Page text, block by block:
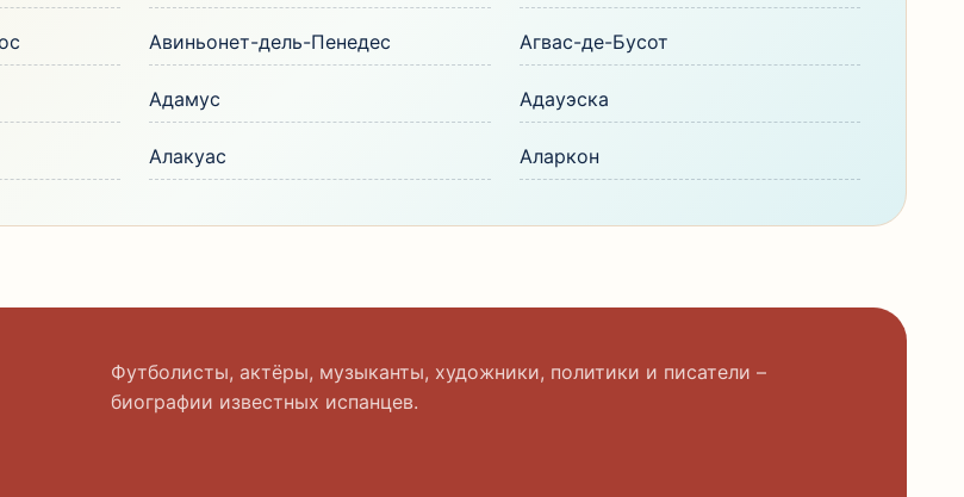
Авиньонет-дель-Пенедес Агвас-де-Бусот
Адамус Адауэска
Алакуас Аларкон
Футболисты, актёры, музыканты, художники, политики и писатели –
биографии известных испанцев.